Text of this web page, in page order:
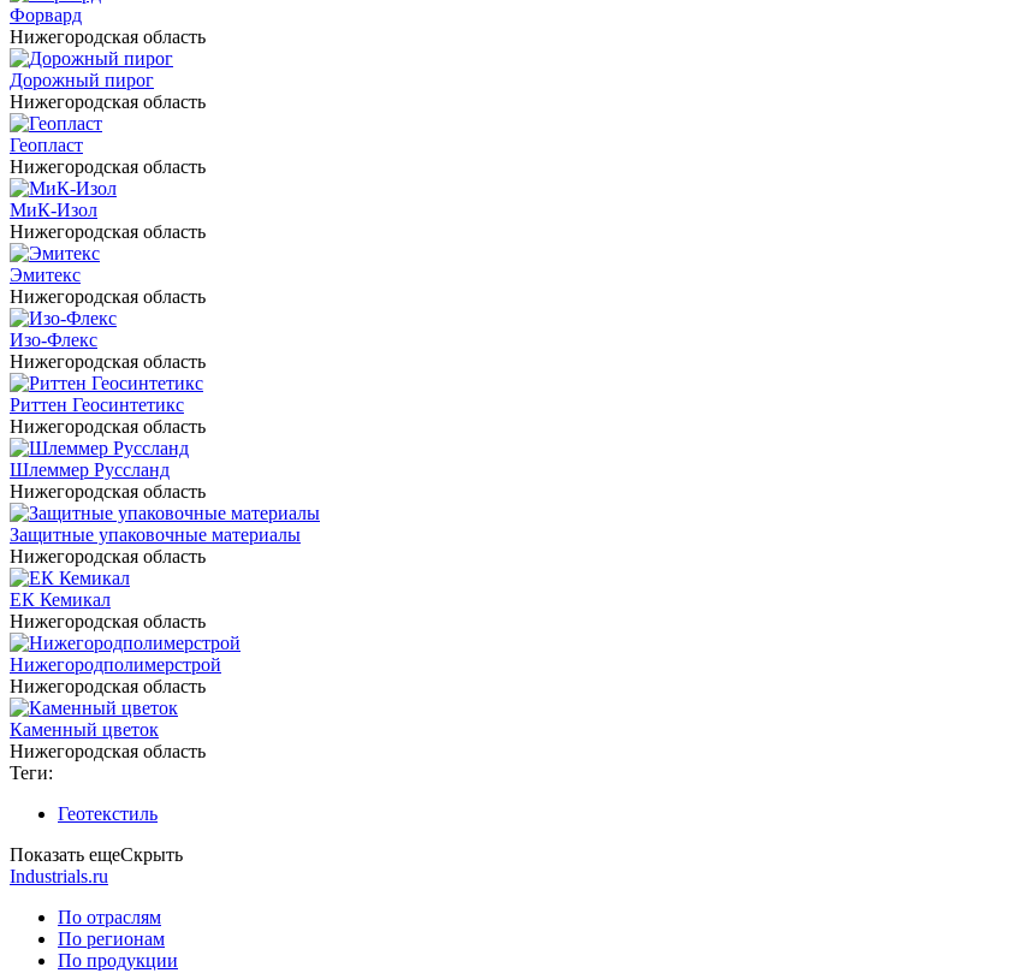
Форвард
Нижегородская область
Дорожный пирог
Нижегородская область
Геопласт
Нижегородская область
МиК-Изол
Нижегородская область
Эмитекс
Нижегородская область
Изо-Флекс
Нижегородская область
Риттен Геосинтетикс
Нижегородская область
Шлеммер Руссланд
Нижегородская область
Защитные упаковочные материалы
Нижегородская область
ЕК Кемикал
Нижегородская область
Нижегородполимерстрой
Нижегородская область
Каменный цветок
Нижегородская область
Теги:
Геотекстиль
Показать ещеСкрыть
Industrials.ru
По отраслям
По регионам
По продукции